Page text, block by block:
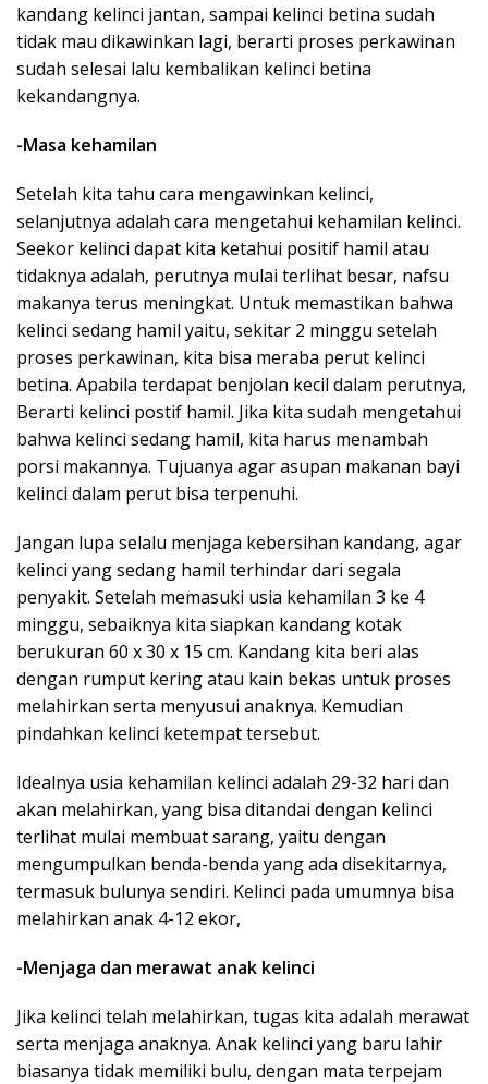
kandang kelinci jantan, sampai kelinci betina sudah
tidak mau dikawinkan lagi, berarti proses perkawinan
sudah selesai lalu kembalikan kelinci betina
kekandangnya.
-Masa kehamilan
Setelah kita tahu cara mengawinkan kelinci,
selanjutnya adalah cara mengetahui kehamilan kelinci.
Seekor kelinci dapat kita ketahui positif hamil atau
tidaknya adalah, perutnya mulai terlihat besar, nafsu
makanya terus meningkat. Untuk memastikan bahwa
kelinci sedang hamil yaitu, sekitar 2 minggu setelah
proses perkawinan, kita bisa meraba perut kelinci
betina. Apabila terdapat benjolan kecil dalam perutnya,
Berarti kelinci postif hamil. Jika kita sudah mengetahui
bahwa kelinci sedang hamil, kita harus menambah
porsi makannya. Tujuanya agar asupan makanan bayi
kelinci dalam perut bisa terpenuhi.
Jangan lupa selalu menjaga kebersihan kandang, agar
kelinci yang sedang hamil terhindar dari segala
penyakit. Setelah memasuki usia kehamilan 3 ke 4
minggu, sebaiknya kita siapkan kandang kotak
berukuran 60 x 30 x 15 cm. Kandang kita beri alas
dengan rumput kering atau kain bekas untuk proses
melahirkan serta menyusui anaknya. Kemudian
pindahkan kelinci ketempat tersebut.
Idealnya usia kehamilan kelinci adalah 29-32 hari dan
akan melahirkan, yang bisa ditandai dengan kelinci
terlihat mulai membuat sarang, yaitu dengan
mengumpulkan benda-benda yang ada disekitarnya,
termasuk bulunya sendiri. Kelinci pada umumnya bisa
melahirkan anak 4-12 ekor,
-Menjaga dan merawat anak kelinci
Jika kelinci telah melahirkan, tugas kita adalah merawat
serta menjaga anaknya. Anak kelinci yang baru lahir
biasanya tidak memiliki bulu, dengan mata terpejam